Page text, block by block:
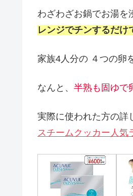
わざわざお鍋でお湯を
レンジでチンするだけ
家族4人分の ４つの卵
なんと、 半熟も固ゆで
実際に使われた方の詳
スチームクッカー人気